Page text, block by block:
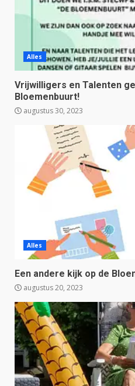
Alles
Vrijwilligers en Talenten
Bloemenbuurt!
augustus 30, 2023
Alles
Een andere kijk op de
augustus 20, 2023